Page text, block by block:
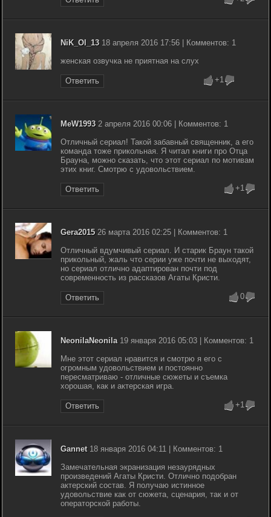
NiK_Ol_1318 апреля 2016 17:56 | Комментов: 1
женская озвучка не приятная на слух
Ответить +1
MeW19932 апреля 2016 00:06 | Комментов: 1
Отличный сериал! Такой забавный священник, а его
команда тоже прикольная. Я читал книги про Отца
Брауна, можно сказать, что этот сериал по мотивам
этих книг. Смотрю с удовольствием.
Ответить +1
Gera201526 марта 2016 02:25 | Комментов: 1
Отличный вдумчивый сериал. И старик Браун такой
прикольный, жаль что серии уже почти не выходят,
но сериал отлично адаптирован почти под
современность из рассказов Агаты Кристи.
Ответить 0
NeonilaNeonila 19 января 2016 05:03 | Комментов: 1
Мне этот сериал нравится и смотрю я его с
огромным удовольствием и постоянно
пересматриваю - отличные сюжеты и съемка
хорошая, как и актерская игра.
Ответить +1
Gannet18 января 2016 04:11 | Комментов: 1
Замечательная экранизация незаурядных
произведений Агаты Кристи. Отлично подобран
актерский состав. Я получаю истинное
удовольствие как от сюжета, сценария, так и от
операторской работы.